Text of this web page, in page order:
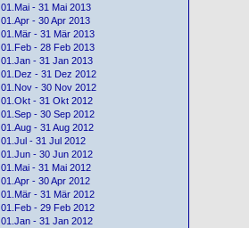
01.Mai - 31 Mai 2013
01.Apr - 30 Apr 2013
01.Mär - 31 Mär 2013
01.Feb - 28 Feb 2013
01.Jan - 31 Jan 2013
01.Dez - 31 Dez 2012
01.Nov - 30 Nov 2012
01.Okt - 31 Okt 2012
01.Sep - 30 Sep 2012
01.Aug - 31 Aug 2012
01.Jul - 31 Jul 2012
01.Jun - 30 Jun 2012
01.Mai - 31 Mai 2012
01.Apr - 30 Apr 2012
01.Mär - 31 Mär 2012
01.Feb - 29 Feb 2012
01.Jan - 31 Jan 2012